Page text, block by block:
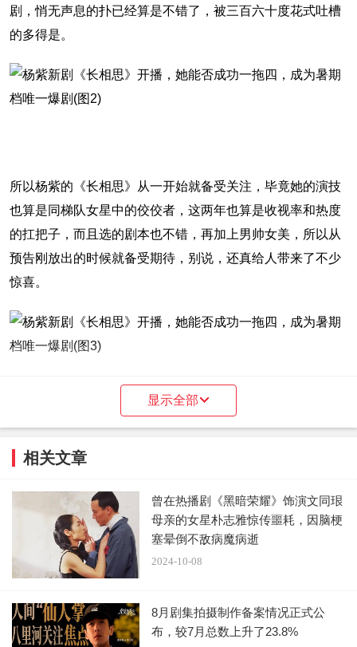
剧，悄无声息的扑已经算是不错了，被三百六十度花式吐槽
的多得是。
所以杨紫的《长相思》从一开始就备受关注，毕竟她的演技
也算是同梯队女星中的佼佼者，这两年也算是收视率和热度
的扛把子，而且选的剧本也不错，再加上男帅女美，所以从
预告刚放出的时候就备受期待，别说，还真给人带来了不少
惊喜。
可以看得出来，这部S+的钱是切实看见花了，一开始的场景
就十分真实，古色古香的小镇让人很有代入感，据说是剧组
特效虽然说不上是多么精妙，但比粗制滥造的五毛特效已经
显示全部
相关文章
曾在热播剧《黑暗荣耀》饰演文同珢
母亲的女星朴志雅惊传噩耗，因脑梗
塞晕倒不敌病魔病逝
2024-10-08
8月剧集拍摄制作备案情况正式公
布，较7月总数上升了23.8%